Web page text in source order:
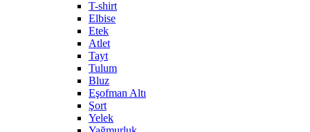
T-shirt
Elbise
Etek
Atlet
Tayt
Tulum
Bluz
Eşofman Altı
Şort
Yelek